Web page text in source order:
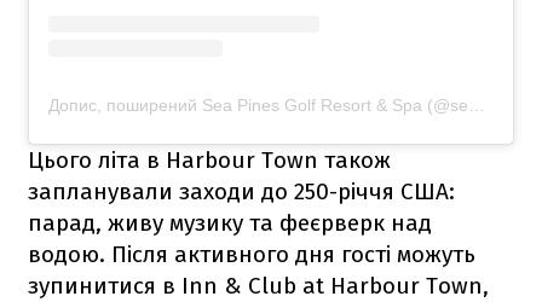
Допис, поширений Sea Pines Golf Resort & Spa (@seapinesgolfresort)
Цього літа в Harbour Town також
запланували заходи до 250-річчя США:
парад, живу музику та феєрверк над
водою. Після активного дня гості можуть
зупинитися в Inn & Club at Harbour Town,